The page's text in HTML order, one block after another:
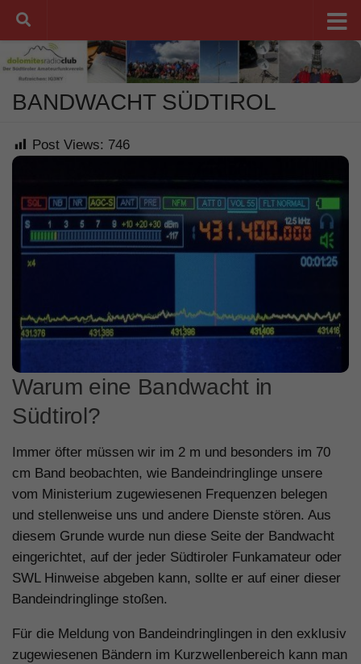
Unter dem Inhalt
BANDWACHT SÜDTIROL
Post Views: 746
Warum eine Bandwacht in
Südtirol?
Immer öfter müssen wir im 2 m und besonders im 70
cm Band beobachten, wie Bandeindringlinge unsere
vom Ministerium zugewiesenen Frequenzen belegen
und stellenweise uns und andere Dienste stören. Aus
diesem Grunde wurde nun diese Seite der Bandwacht
eingerichtet, auf der jeder Südtiroler Funkamateur oder
SWL Hinweise abgeben kann, sollte er auf einer dieser
Bandeindringlinge stoßen.
Für die Meldung von Bandeindringlingen in den exklusiv
zugewiesenen Bändern im Kurzwellenbereich kann man